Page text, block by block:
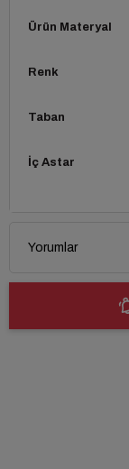
Ürün Materyal
Renk
Taban
İç Astar
Yorumlar